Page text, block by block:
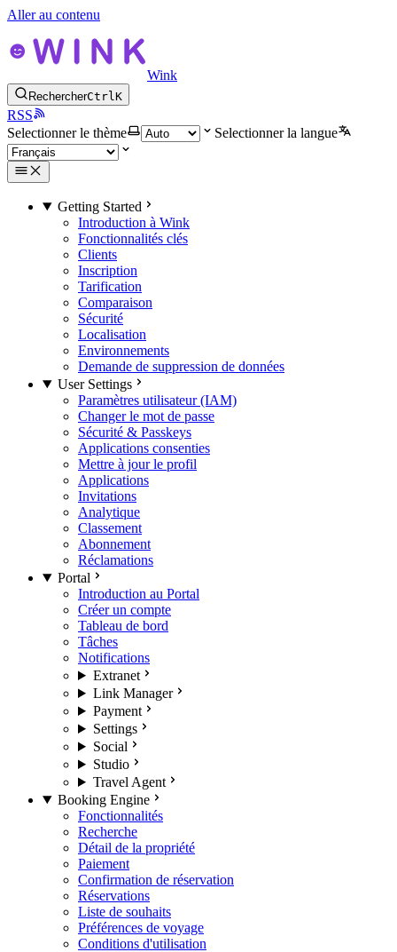
Aller au contenu
Wink
RechercherCtrlK
RSS
Selectionner le thème
Selectionner la langue
Getting Started
Introduction à Wink
Fonctionnalités clés
Clients
Inscription
Tarification
Comparaison
Sécurité
Localisation
Environnements
Demande de suppression de données
User Settings
Paramètres utilisateur (IAM)
Changer le mot de passe
Sécurité & Passkeys
Applications consenties
Mettre à jour le profil
Applications
Invitations
Analytique
Classement
Abonnement
Réclamations
Portal
Introduction au Portal
Créer un compte
Tableau de bord
Tâches
Notifications
Extranet
Link Manager
Payment
Settings
Social
Studio
Travel Agent
Booking Engine
Fonctionnalités
Recherche
Détail de la propriété
Paiement
Confirmation de réservation
Réservations
Liste de souhaits
Préférences de voyage
Conditions d'utilisation